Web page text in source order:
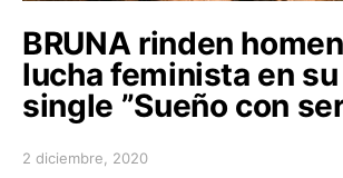
BRUNA rinden
lucha feminista en
single ”Sueño con
Posted on
2 diciembre, 2020